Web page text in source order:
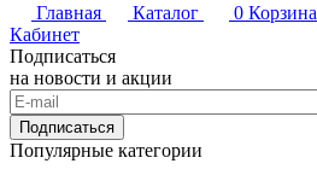
Главная
Каталог 0 Корзина
Кабинет
Подписаться
на новости и акции
Подписаться
Популярные категории